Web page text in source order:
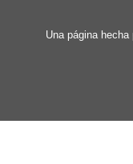
Una página hecha